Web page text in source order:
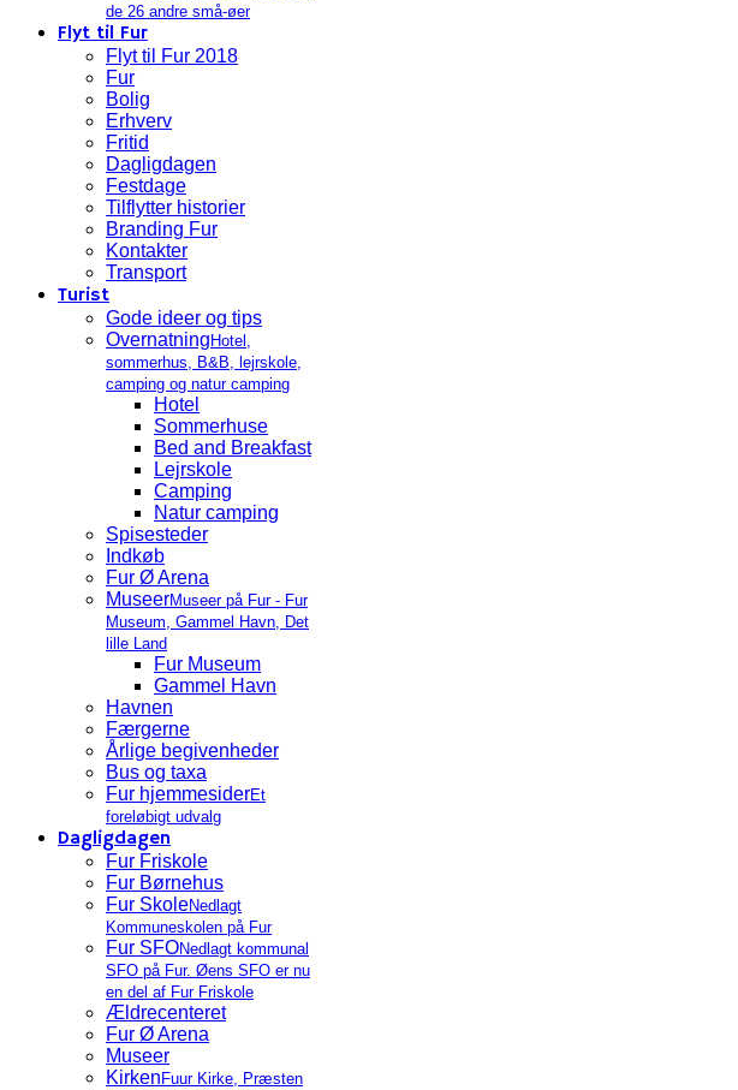
de 26 andre små-øer
Flyt til Fur
Flyt til Fur 2018
Fur
Bolig
Erhverv
Fritid
Dagligdagen
Festdage
Tilflytter historier
Branding Fur
Kontakter
Transport
Turist
Gode ideer og tips
Overnatning Hotel,
sommerhus, B&B, lejrskole,
camping og natur camping
Hotel
Sommerhuse
Bed and Breakfast
Lejrskole
Camping
Natur camping
Spisesteder
Indkøb
Fur Ø Arena
MuseerMuseer på Fur - Fur
Museum, Gammel Havn, Det
lille Land
Fur Museum
Gammel Havn
Havnen
Færgerne
Årlige begivenheder
Bus og taxa
Fur hjemmesiderEt
foreløbigt udvalg
Dagligdagen
Fur Friskole
Fur Børnehus
Fur SkoleNedlagt
Kommuneskolen på Fur
Fur SFONedlagt kommunal
SFO på Fur. Øens SFO er nu
en del af Fur Friskole
Ældrecenteret
Fur Ø Arena
Museer
Kirken Fuur Kirke, Præsten